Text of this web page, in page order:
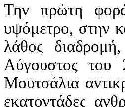
Την πρώτη
υψόμετρο, στην
λάθος
Αύγουστος του
Μουτσάλια
εκατοντάδες